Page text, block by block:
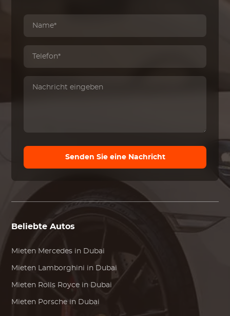
Senden Sie eine Nachricht
Beliebte Autos
Mieten Mercedes in Dubai
Mieten Lamborghini in Dubai
Mieten Rolls Royce in Dubai
Mieten Porsche in Dubai